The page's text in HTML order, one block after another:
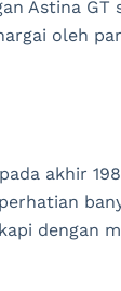
Astina GT
oleh
akhir
dengan